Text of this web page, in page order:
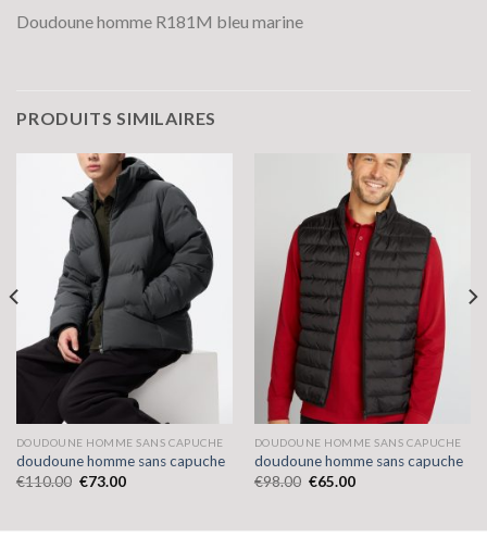
Doudoune homme R181M bleu marine
PRODUITS SIMILAIRES
DOUDOUNE HOMME SANS CAPUCHE
doudoune homme sans capuche
€110.00 €73.00
DOUDOUNE HOMME SANS CAPUCHE
doudoune homme sans capuche
€98.00 €65.00